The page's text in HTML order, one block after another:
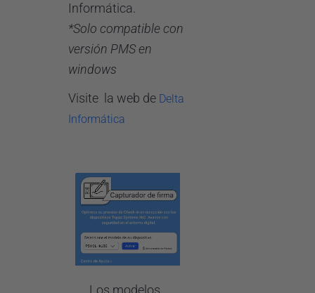
Informática.
*Solo compatible con
versión PMS en
windows
Visite la web de Delta
Informática
Los modelos